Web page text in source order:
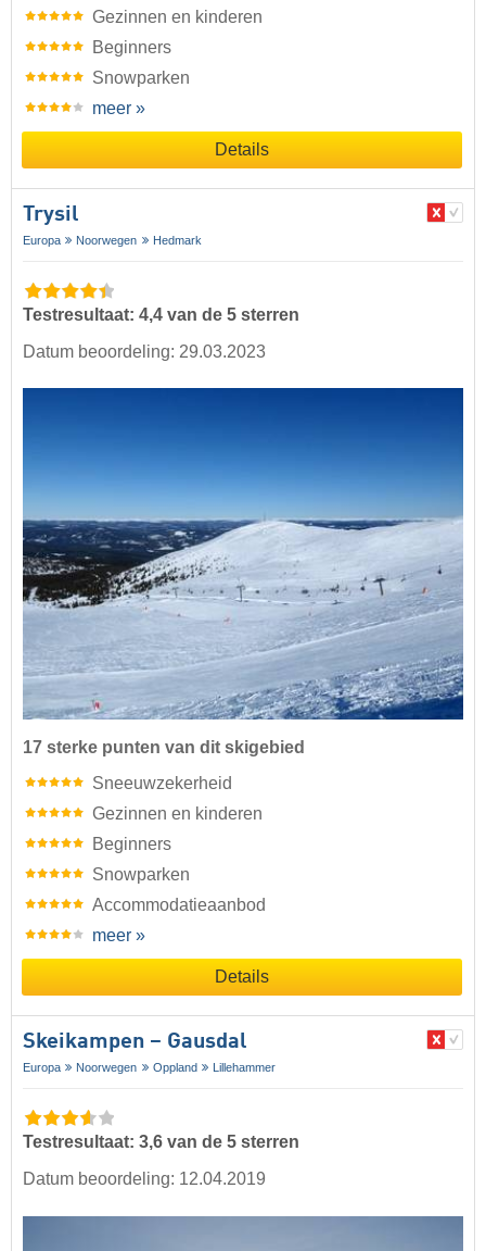
Gezinnen en kinderen
Beginners
Snowparken
meer »
Details
Trysil
Europa Noorwegen Hedmark
Testresultaat: 4,4 van de 5 sterren
Datum beoordeling: 29.03.2023
17 sterke punten van dit skigebied
Sneeuwzekerheid
Gezinnen en kinderen
Beginners
Snowparken
Accommodatieaanbod
meer »
Details
Skeikampen – Gausdal
Europa Noorwegen Oppland Lillehammer
Testresultaat: 3,6 van de 5 sterren
Datum beoordeling: 12.04.2019